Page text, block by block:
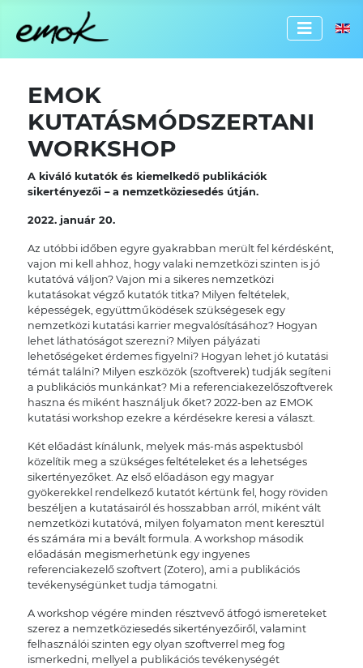
EMOK
KUTATÁSMÓDSZERTANI
WORKSHOP
A kiváló kutatók és kiemelkedő publikációk
sikertényezői – a nemzetköziesedés útján.
2022. január 20.
Az utóbbi időben egyre gyakrabban merült fel kérdésként,
vajon mi kell ahhoz, hogy valaki nemzetközi szinten is jó
kutatóvá váljon? Vajon mi a sikeres nemzetközi
kutatásokat végző kutatók titka? Milyen feltételek,
képességek, együttműködések szükségesek egy
nemzetközi kutatási karrier megvalósításához? Hogyan
lehet láthatóságot szerezni? Milyen pályázati
lehetőségeket érdemes figyelni? Hogyan lehet jó kutatási
témát találni? Milyen eszközök (szoftverek) tudják segíteni
a publikációs munkánkat? Mi a referenciakezelőszoftverek
haszna és miként használjuk őket? 2022-ben az EMOK
kutatási workshop ezekre a kérdésekre keresi a választ.
Két előadást kínálunk, melyek más-más aspektusból
közelítik meg a szükséges feltételeket és a lehetséges
sikertényezőket. Az első előadáson egy magyar
gyökerekkel rendelkező kutatót kértünk fel, hogy röviden
beszéljen a kutatásairól és hosszabban arról, miként vált
nemzetközi kutatóvá, milyen folyamaton ment keresztül
és számára mi a bevált formula. A workshop második
előadásán megismerhetünk egy ingyenes
referenciakezelő szoftvert (Zotero), ami a publikációs
tevékenységünket tudja támogatni.
A workshop végére minden résztvevő átfogó ismereteket
szerez a nemzetköziesedés sikertényezőiről, valamint
felhasználói szinten egy olyan szoftverrel meg fog
ismerkedni, mellyel a publikációs tevékenységét